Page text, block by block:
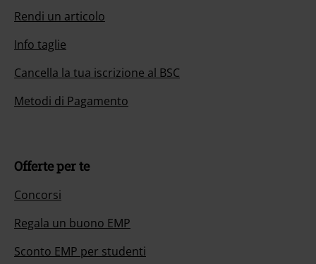
Rendi un articolo
Info taglie
Cancella la tua iscrizione al BSC
Metodi di Pagamento
Offerte per te
Concorsi
Regala un buono EMP
Sconto EMP per studenti